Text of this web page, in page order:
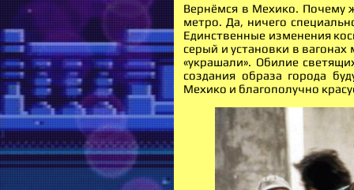
Вернёмся в Мехико. Почему
метро. Да, ничего
Единственные изменения
серый и установки в
«украшали». Обилие
создания образа города
Мехико и благополучно